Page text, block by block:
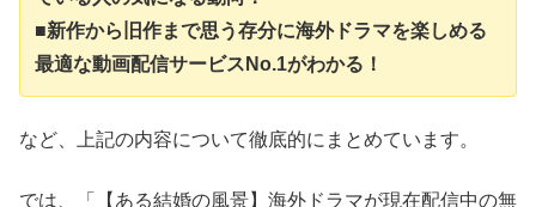
■新作から旧作まで思う存分に海外ドラマを楽しめる
最適な動画配信サービスNo.1がわかる！
など、上記の内容について徹底的にまとめています。
では、「【ある結婚の風景】海外ドラマが現在配信中の無